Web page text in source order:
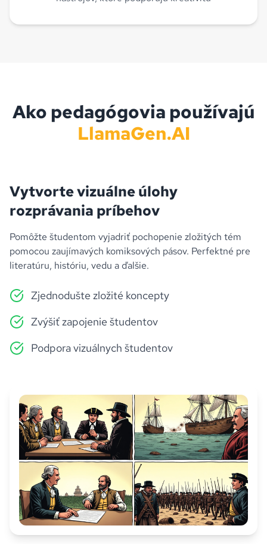
Ako pedagógovia používajú
LlamaGen.AI
Vytvorte vizuálne úlohy
rozprávania príbehov
Pomôžte študentom vyjadriť pochopenie zložitých tém
pomocou zaujímavých komiksových pásov. Perfektné pre
literatúru, históriu, vedu a ďalšie.
Zjednodušte zložité koncepty
Zvýšiť zapojenie študentov
Podpora vizuálnych študentov